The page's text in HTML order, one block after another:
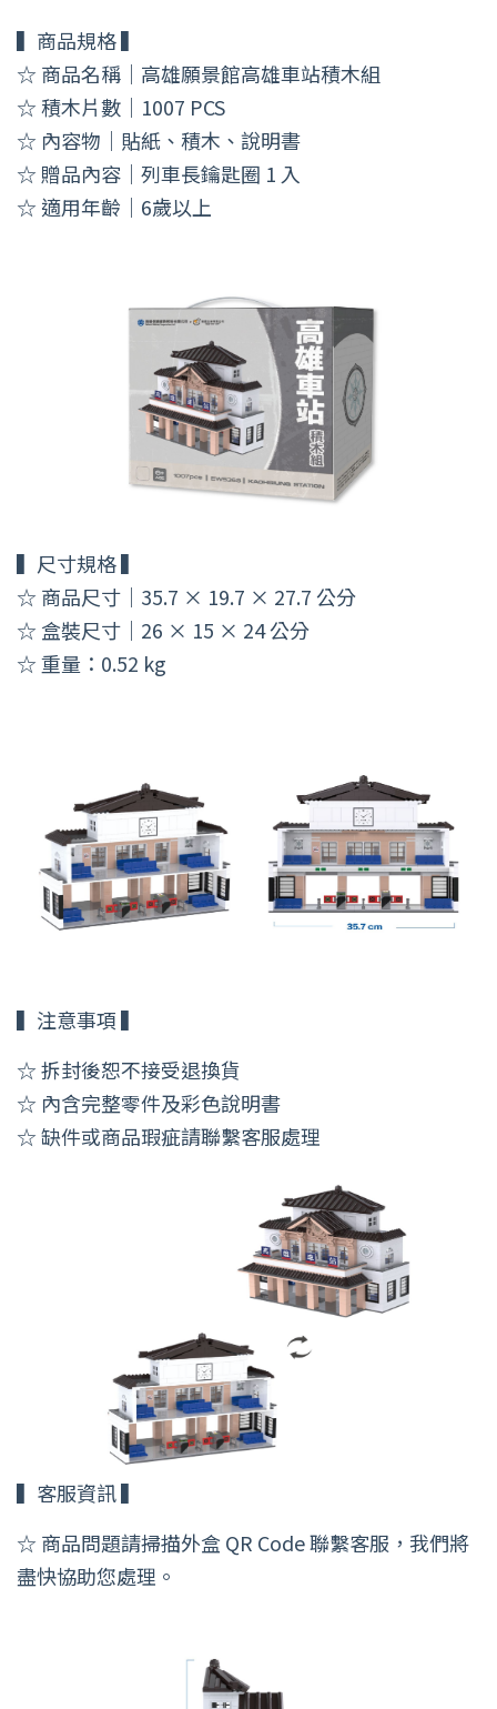
▍商品規格 ▍
☆ 商品名稱｜高雄願景館高雄車站積木組
☆ 積木片數｜1007 PCS
☆ 內容物｜貼紙、積木、說明書
☆ 贈品內容｜列車長鑰匙圈 1 入
☆ 適用年齡｜6歲以上
▍尺寸規格 ▍
☆ 商品尺寸｜35.7 × 19.7 × 27.7 公分
☆ 盒裝尺寸｜26 × 15 × 24 公分
☆ 重量：0.52 kg
▍注意事項 ▍
☆ 拆封後恕不接受退換貨
☆ 內含完整零件及彩色說明書
☆ 缺件或商品瑕疵請聯繫客服處理
▍客服資訊 ▍
☆ 商品問題請掃描外盒 QR Code 聯繫客服，我們將
盡快協助您處理。